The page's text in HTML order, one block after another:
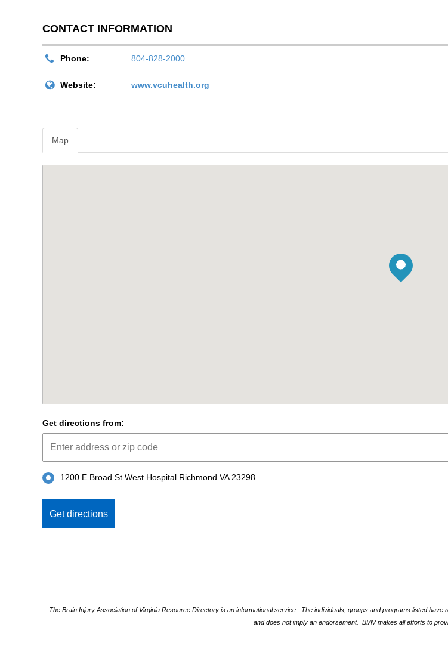
CONTACT INFORMATION
Phone: 804-828-2000
Website: www.vcuhealth.org
Map
Get directions from:
1200 E Broad St West Hospital Richmond VA 23298
The Brain Injury Association of Virginia Resource Directory is an informational service. The individuals, groups and programs listed
and does not imply an endorsement. BIAV makes all efforts to